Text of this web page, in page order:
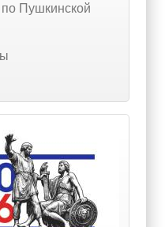
Пушкинской